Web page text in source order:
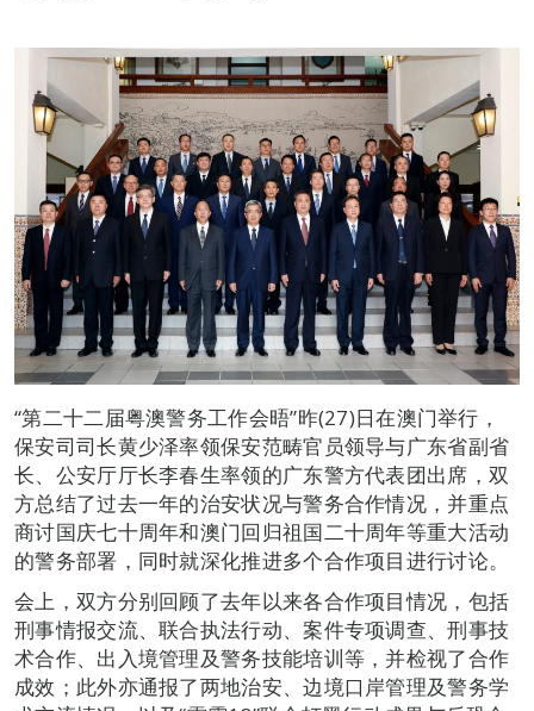
“第二十二届粤澳警务工作会晤”昨(27)日在澳门举行，
保安司司长黄少泽率领保安范畴官员领导与广东省副省
长、公安厅厅长李春生率领的广东警方代表团出席，双
方总结了过去一年的治安状况与警务合作情况，并重点
商讨国庆七十周年和澳门回归祖国二十周年等重大活动
的警务部署，同时就深化推进多个合作项目进行讨论。
会上，双方分别回顾了去年以来各合作项目情况，包括
刑事情报交流、联合执法行动、案件专项调查、刑事技
术合作、出入境管理及警务技能培训等，并检视了合作
成效；此外亦通报了两地治安、边境口岸管理及警务学